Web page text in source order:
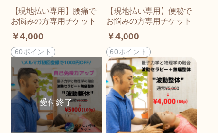
【現地払い専用】腰痛で
お悩みの方専用チケット
￥4,000
60ポイント
【現地払い専用】便秘で
お悩みの方専用チケット
￥4,000
60ポイント